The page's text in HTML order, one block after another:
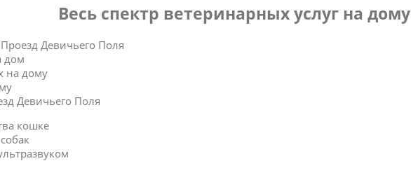
Весь спектр ветеринарных услуг на дому
Девичьего Поля
дом
на дому
Девичьего Поля
кошке